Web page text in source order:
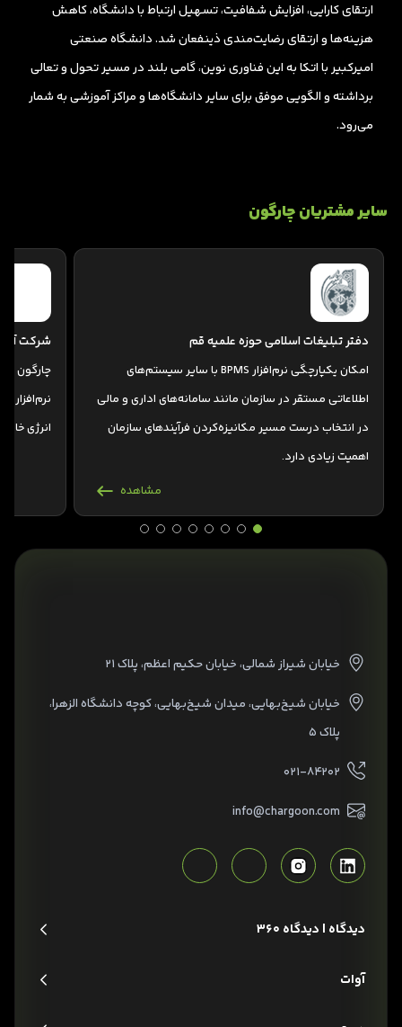
ارتقای کارایی، افزایش شفافیت، تسهیل ارتباط با دانشگاه، کاهش
هزینه‌ها و ارتقای رضایت‌مندی ذینفعان شد. دانشگاه صنعتی
امیرکبیر با اتکا به این فناوری نوین، گامی بلند در مسیر تحول و تعالی
برداشته و الگویی موفق برای سایر دانشگاه‌ها و مراکز آموزشی به شمار
می‌رود.
سایر مشتریان چارگون
دفتر تبلیغات اسلامی حوزه علمیه قم
امکان یکپارچگی نرم‌افزار BPMS با سایر سیستم‌های
اطلاعاتی مستقر در سازمان مانند سامانه‌های اداری و مالی
در انتخاب درست مسیر مکانیزه‌کردن فرآیندهای سازمان
اهمیت زیادی دارد.
مشاهده
شرکت
چارگون
انرژی
خیابان شیراز شمالی، خیابان حکیم اعظم، پلاک ۲۱
خیابان شیخ‌بهایی، میدان شیخ‌بهایی، کوچه دانشگاه الزهرا،
پلاک ۵
۰۲۱-۸۴۲۰۲
info@chargoon.com
دیدگاه | دیدگاه 360
آوات